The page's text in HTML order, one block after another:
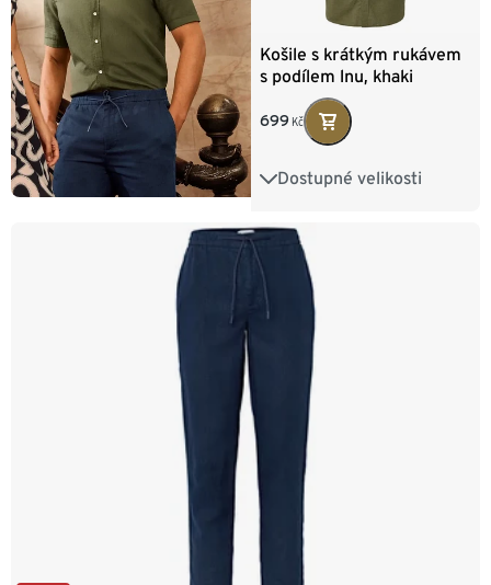
Košile s krátkým rukávem
s podílem lnu, khaki
699 Kč
Dostupné velikosti
M 48/50 L 52/54
XL 56/58